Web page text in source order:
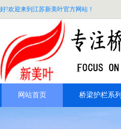
好!欢迎来到江苏新美叶官方网站！
网站首页 桥梁护栏系列